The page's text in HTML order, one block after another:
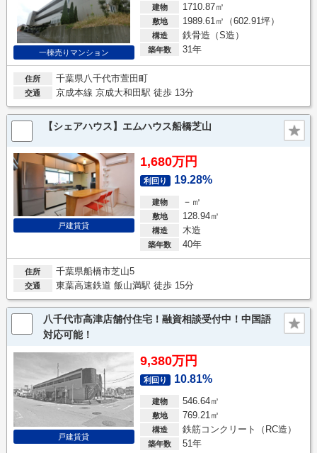
一棟売りマンション
建物 1710.87㎡
敷地 1989.61㎡（602.91坪）
構造 鉄骨造（S造）
築年数 31年
住所 千葉県八千代市萱田町
交通 京成本線 京成大和田駅 徒歩 13分
【シェアハウス】エムハウス船橋芝山
戸建賃貸
1,680万円
利回り 19.28%
建物 －㎡
敷地 128.94㎡
構造 木造
築年数 40年
住所 千葉県船橋市芝山5
交通 東葉高速鉄道 飯山満駅 徒歩 15分
八千代市高津店舗付住宅！融資相談受付中！中国語
対応可能！
戸建賃貸
9,380万円
利回り 10.81%
建物 546.64㎡
敷地 769.21㎡
構造 鉄筋コンクリート（RC造）
築年数 51年